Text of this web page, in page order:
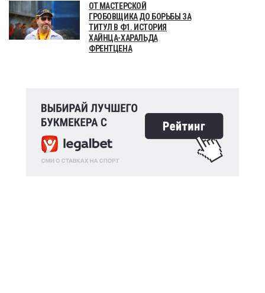
ОТ МАСТЕРСКОЙ
ГРОБОВЩИКА ДО БОРЬБЫ ЗА
ТИТУЛ В Ф1. ИСТОРИЯ
ХАЙНЦА-ХАРАЛЬДА
ФРЕНТЦЕНА